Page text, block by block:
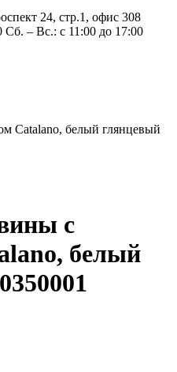
24, стр.1, офис 308
– Вс.: с 11:00 до 17:00
Catalano, белый глянцевый
с
белый